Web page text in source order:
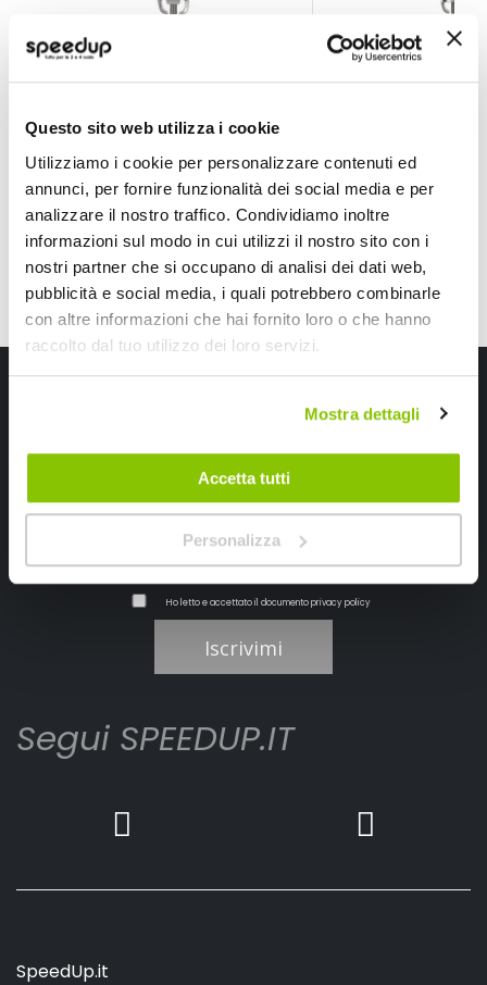
Questo sito web utilizza i cookie
Utilizziamo i cookie per personalizzare contenuti ed
annunci, per fornire funzionalità dei social media e per
analizzare il nostro traffico. Condividiamo inoltre
informazioni sul modo in cui utilizzi il nostro sito con i
nostri partner che si occupano di analisi dei dati web,
pubblicità e social media, i quali potrebbero combinarle
con altre informazioni che hai fornito loro o che hanno
raccolto dal tuo utilizzo dei loro servizi.
Mostra dettagli
Accetta tutti
Personalizza
Candela moto DCPR8EKC - NGK
19,40 €
CONSEGNA IN 48H
Candela moto
CONSEGNA IN 48H
Iscriviti alla newsletter Speedup
Ricevi subito uno sconto del 10% per il tuo primo acquisto online!
Ho letto e accettato il documentoprivacy policy
Iscrivimi
Segui SPEEDUP.IT
SpeedUp.it